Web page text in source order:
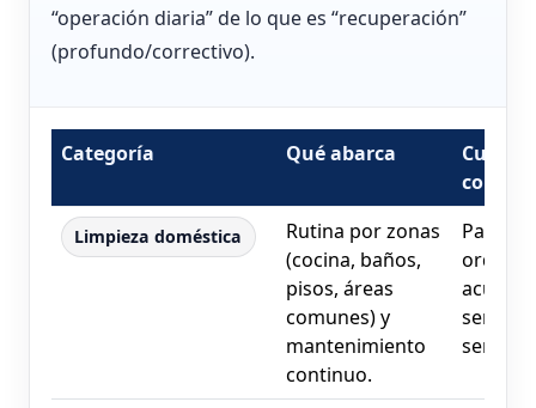
“operación diaria” de lo que es “recuperación”
(profundo/correctivo).
Categoría Qué abarca
Cuándo
Limpieza doméstica
Rutina por zonas
(cocina, baños,
pisos, áreas
comunes) y
mantenimiento
continuo.
Para
orden